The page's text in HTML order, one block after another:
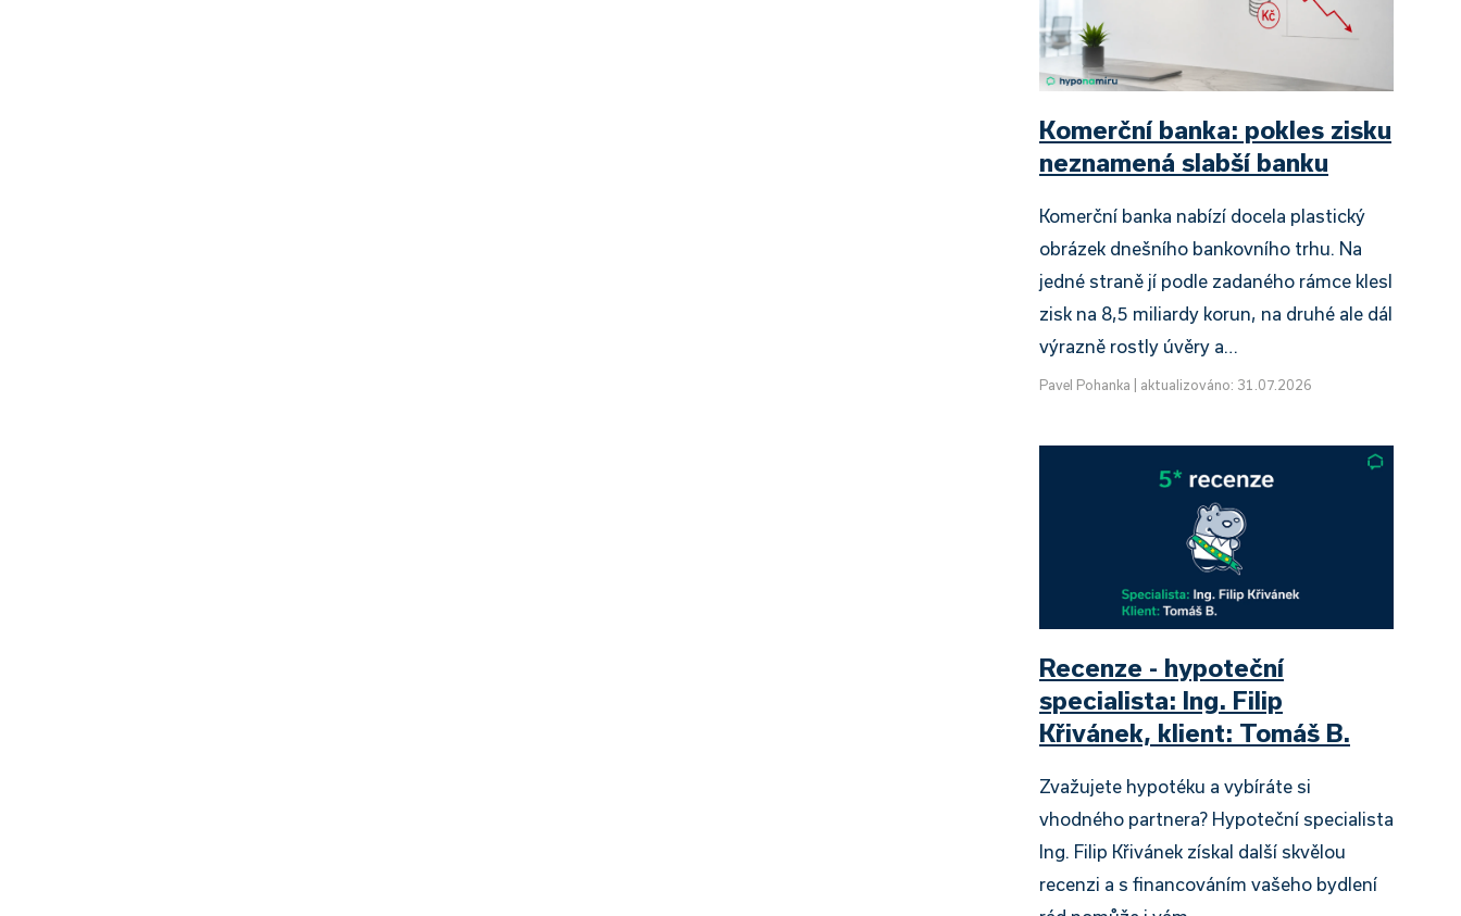
Komerční banka: pokles zisku
neznamená slabší banku
Komerční banka nabízí docela plastický
obrázek dnešního bankovního trhu. Na
jedné straně jí podle zadaného rámce klesl
zisk na 8,5 miliardy korun, na druhé ale dál
výrazně rostly úvěry a…
Pavel Pohanka aktualizováno: 31.07.2026
Recenze - hypoteční
specialista: Ing. Filip
Křivánek, klient: Tomáš B.
Zvažujete hypotéku a vybíráte si
vhodného partnera? Hypoteční specialista
Ing. Filip Křivánek získal další skvělou
recenzi a s financováním vašeho bydlení